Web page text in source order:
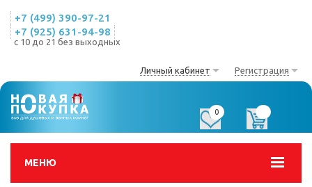
+7 (499) 390-97-21
+7 (925) 631-94-98
с 10 до 21 без выходных
Личный кабинет Регистрация
МЕНЮ
0